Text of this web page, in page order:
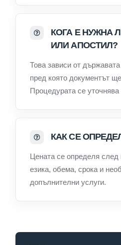
КОГА Е НУЖНА
ИЛИ АПОСТИЛ?
Това зависи от
пред която документът
Процедурата се
КАК СЕ
Цената се определя след
езика, обема, срока и
допълнителни услуги.